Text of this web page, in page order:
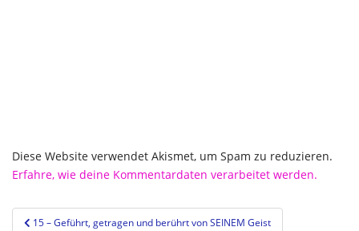
Diese Website verwendet Akismet, um Spam zu reduzieren.
Erfahre, wie deine Kommentardaten verarbeitet werden.
Beitragsnavigation
15 – Geführt, getragen und berührt von SEINEM Geist